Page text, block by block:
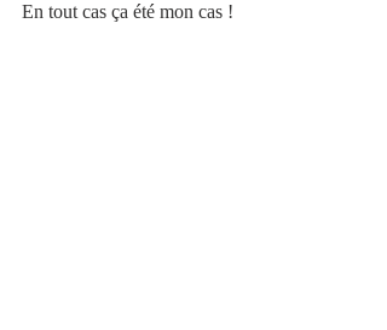
En tout cas ça été mon cas !